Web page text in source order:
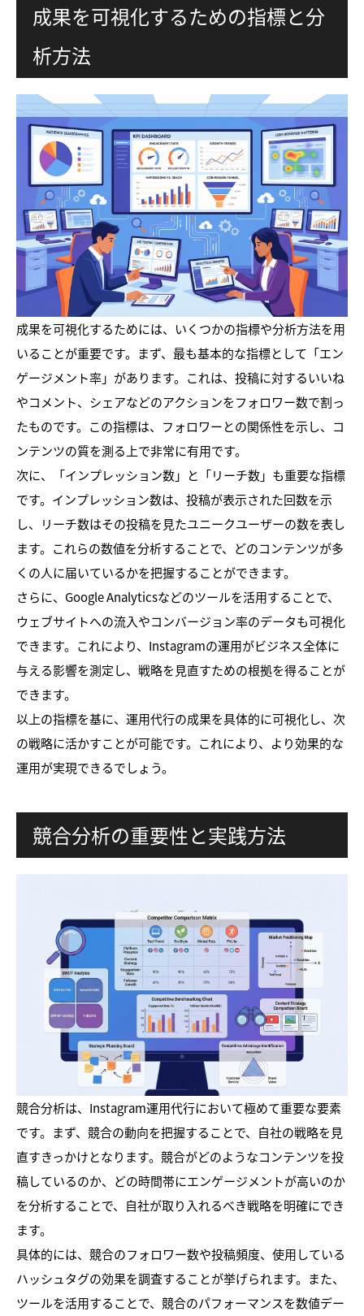
成果を可視化するための指標と分
析方法
成果を可視化するためには、いくつかの指標や分析方法を用
いることが重要です。まず、最も基本的な指標として「エン
ゲージメント率」があります。これは、投稿に対するいいね
やコメント、シェアなどのアクションをフォロワー数で割っ
たものです。この指標は、フォロワーとの関係性を示し、コ
ンテンツの質を測る上で非常に有用です。
次に、「インプレッション数」と「リーチ数」も重要な指標
です。インプレッション数は、投稿が表示された回数を示
し、リーチ数はその投稿を見たユニークユーザーの数を表し
ます。これらの数値を分析することで、どのコンテンツが多
くの人に届いているかを把握することができます。
さらに、Google Analyticsなどのツールを活用することで、
ウェブサイトへの流入やコンバージョン率のデータも可視化
できます。これにより、Instagramの運用がビジネス全体に
与える影響を測定し、戦略を見直すための根拠を得ることが
できます。
以上の指標を基に、運用代行の成果を具体的に可視化し、次
の戦略に活かすことが可能です。これにより、より効果的な
運用が実現できるでしょう。
競合分析の重要性と実践方法
競合分析は、Instagram運用代行において極めて重要な要素
です。まず、競合の動向を把握することで、自社の戦略を見
直すきっかけとなります。競合がどのようなコンテンツを投
稿しているのか、どの時間帯にエンゲージメントが高いのか
を分析することで、自社が取り入れるべき戦略を明確にでき
ます。
具体的には、競合のフォロワー数や投稿頻度、使用している
ハッシュタグの効果を調査することが挙げられます。また、
ツールを活用することで、競合のパフォーマンスを数値デー